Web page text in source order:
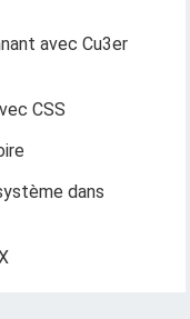
avec Cu3er
CSS
dans